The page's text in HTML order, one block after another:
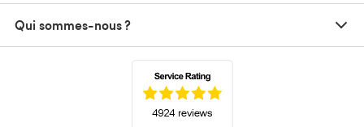
Qui sommes-nous ?